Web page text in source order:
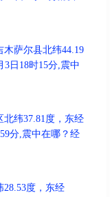
萨尔县北纬44.19
3日18时15分,震中
纬37.81度，东经
分,震中在哪？经
28.53度，东经